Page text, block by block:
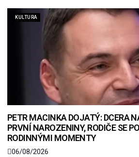
KULTURA
PETR MACINKA DOJATÝ: DCERA
PRVNÍ NAROZENINY, RODIČE SE
RODINNÝMI MOMENTY
06/08/2026